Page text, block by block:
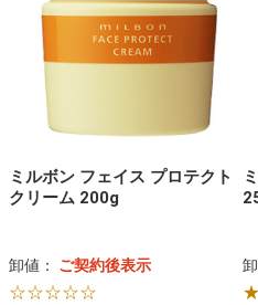
ミルボン フェイス プロテクト
クリーム 200g
卸値： ご契約後表示
☆☆☆☆☆